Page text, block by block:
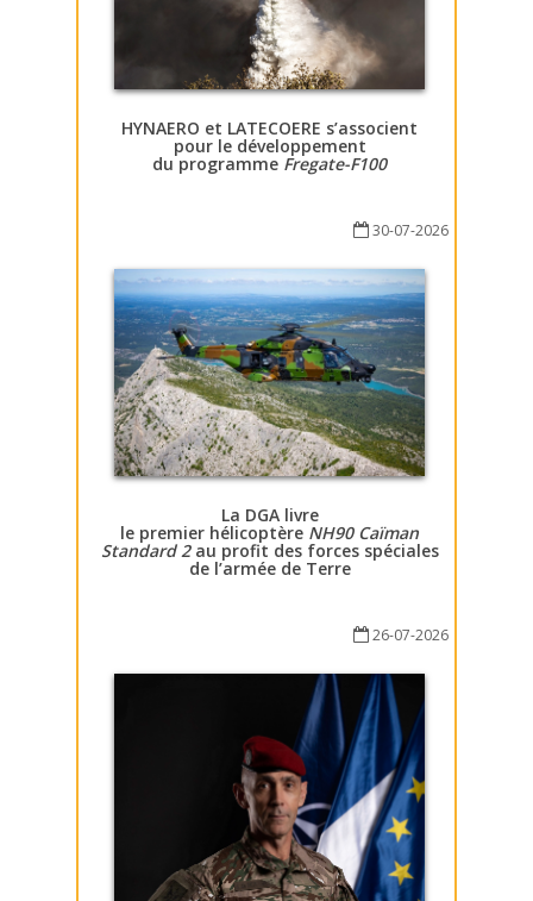
HYNAERO et LATECOERE s’associent
pour le développement
du programme Fregate-F100
30-07-2026
La DGA livre
le premier hélicoptère NH90 Caïman
Standard 2au profit des forces spéciales
de l’armée de Terre
26-07-2026